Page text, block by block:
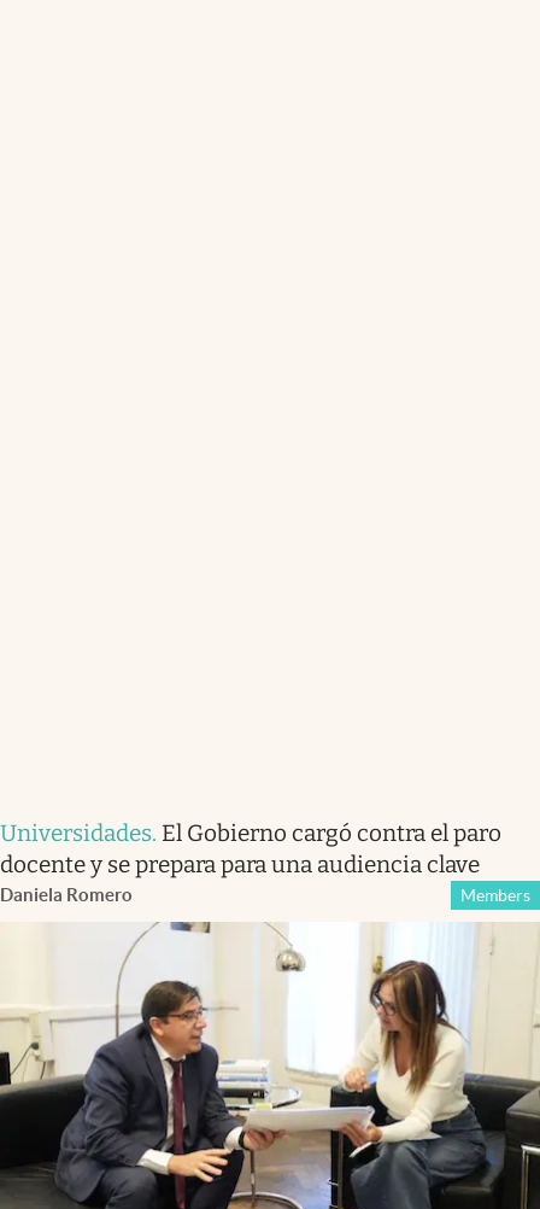
Universidades. El Gobierno cargó contra el paro
docente y se prepara para una audiencia clave
Daniela Romero Members